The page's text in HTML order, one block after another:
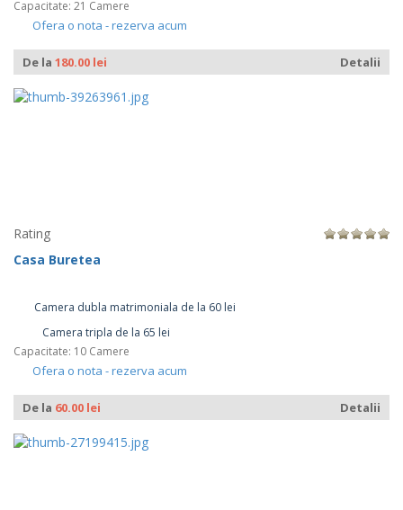
Capacitate: 21 Camere
Ofera o nota - rezerva acum
De la 180.00 lei Detalii
Rating
Casa Buretea
Camera dubla matrimoniala de la 60 lei
Camera tripla de la 65 lei
Capacitate: 10 Camere
Ofera o nota - rezerva acum
De la 60.00 lei Detalii